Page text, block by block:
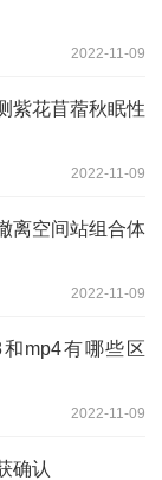
2022-11-09
紫花苜蓿秋眠性
2022-11-09
离空间站组合体
2022-11-09
mp4有哪些区
2022-11-09
确认